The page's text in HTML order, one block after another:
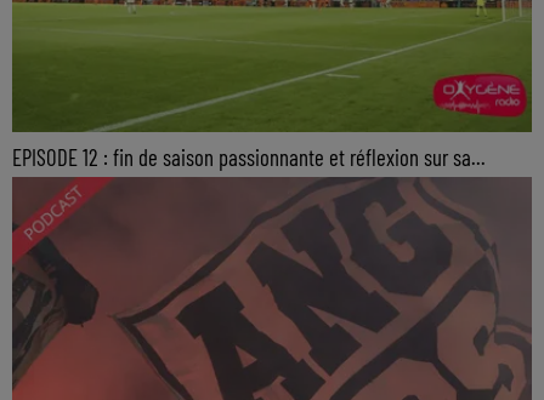
EPISODE 12 : fin de saison passionnante et réflexion sur sa...